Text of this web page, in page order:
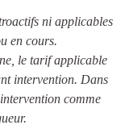
ni applicables
en cours.
le tarif applicable
intervention. Dans
comme